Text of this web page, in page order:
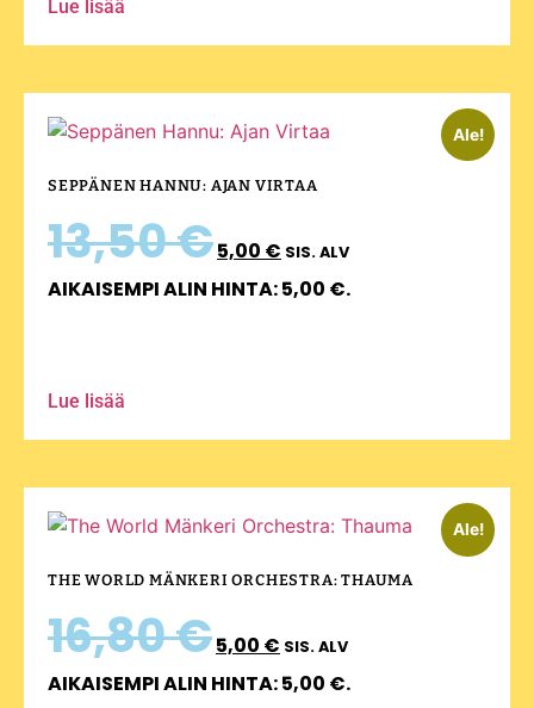
Lue lisää
Ale!
SEPPÄNEN HANNU: AJAN VIRTAA
13,50€5,00 € SIS. ALV
AIKAISEMPI ALIN HINTA:5,00 €.
Lue lisää
Ale!
THE WORLD MÄNKERI ORCHESTRA: THAUMA
16,80€5,00 € SIS. ALV
AIKAISEMPI ALIN HINTA:5,00 €.